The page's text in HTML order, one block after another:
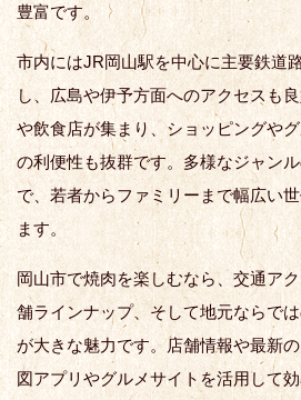
豊富です。
市内にはJR岡山駅を中心に主要鉄道
し、広島や伊予方面へのアクセスも
や飲食店が集まり、ショッピングや
の利便性も抜群です。多様なジャン
で、若者からファミリーまで幅広い
ます。
岡山市で焼肉を楽しむなら、交通ア
舗ラインナップ、そして地元ならで
が大きな魅力です。店舗情報や最新
図アプリやグルメサイトを活用して